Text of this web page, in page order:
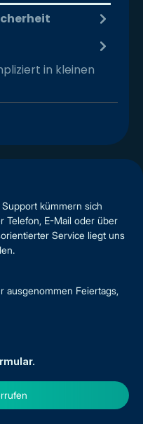
in kleinen
kümmern sich
Telefon, E-Mail oder über
Service liegt uns
ausgenommen Feiertags,
.